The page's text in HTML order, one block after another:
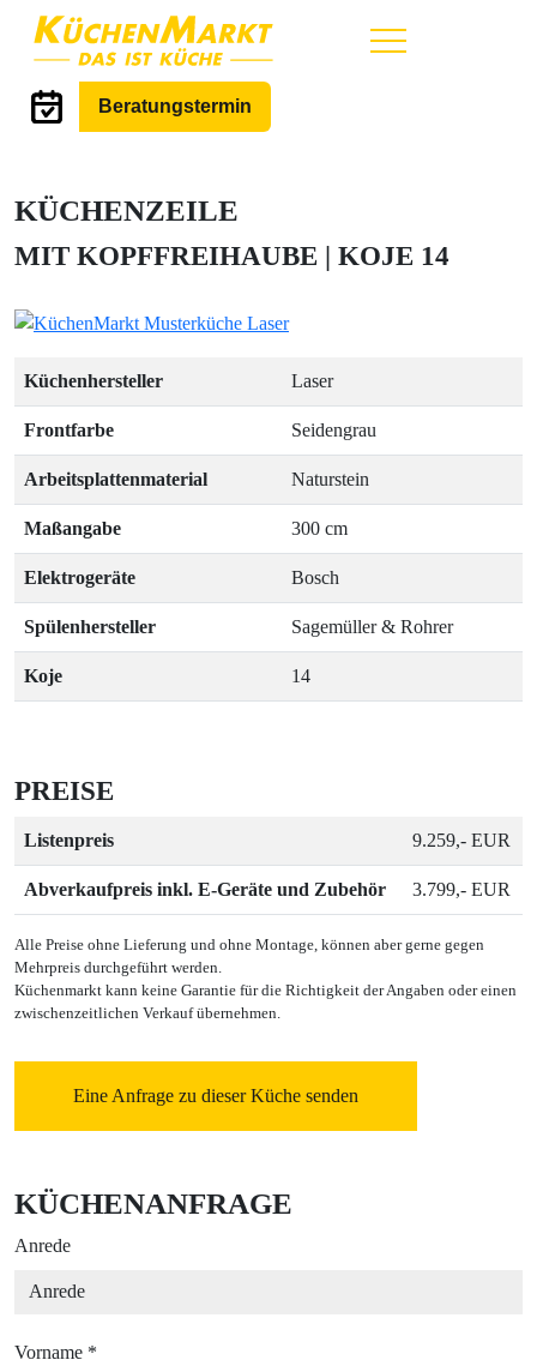
Hauptmenü
Beratungstermin
KÜCHENZEILE
MIT KOPFFREIHAUBE | KOJE 14
Küchenhersteller Laser
Frontfarbe Seidengrau
Arbeitsplattenmaterial Naturstein
Maßangabe 300 cm
Elektrogeräte Bosch
Spülenhersteller Sagemüller & Rohrer
Koje 14
PREISE
Listenpreis 9.259,- EUR
Abverkaufpreis inkl. E-Geräte und Zubehör 3.799,- EUR
Alle Preise ohne Lieferung und ohne Montage, können aber gerne gegen
Mehrpreis durchgeführt werden.
Küchenmarkt kann keine Garantie für die Richtigkeit der Angaben oder einen
zwischenzeitlichen Verkauf übernehmen.
Eine Anfrage zu dieser Küche senden
KÜCHENANFRAGE
Anrede
Vorname *